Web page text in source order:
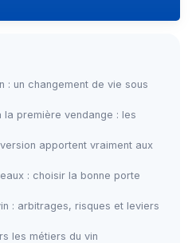
: un changement de vie sous
première vendange : les
apportent vraiment aux
: choisir la bonne porte
: arbitrages, risques et leviers
les métiers du vin